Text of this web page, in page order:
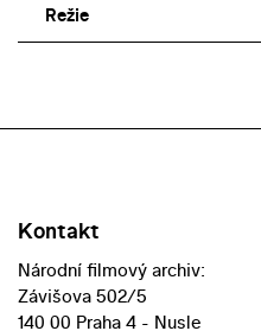
Režie
Kontakt
Národní filmový archiv:
Závišova 502/5
140 00 Praha 4 - Nusle